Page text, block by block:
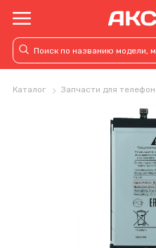
Каталог Запчасти для